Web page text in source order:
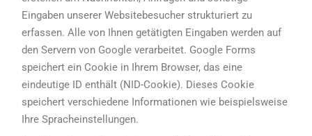
Eingaben unserer Websitebesucher strukturiert zu
erfassen. Alle von Ihnen getätigten Eingaben werden auf
den Servern von Google verarbeitet. Google Forms
speichert ein Cookie in Ihrem Browser, das eine
eindeutige ID enthält (NID-Cookie). Dieses Cookie
speichert verschiedene Informationen wie beispielsweise
Ihre Spracheinstellungen.